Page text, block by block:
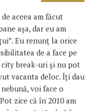
aceea am făcut
așa, dar eu am
Eu renunț la orice
de a face pe
city break-uri și nu pot
vacanta deloc. Îți dau
voi face o
zice că în 2010 am